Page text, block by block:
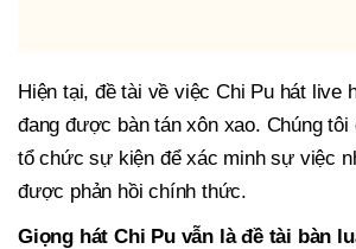
Hiện tại, đề tài về việc Chi Pu hát live
đang được bàn tán xôn xao. Chúng
tổ chức sự kiện để xác minh sự việc
được phản hồi chính thức.
Giọng hát Chi Pu vẫn là đề tài bàn